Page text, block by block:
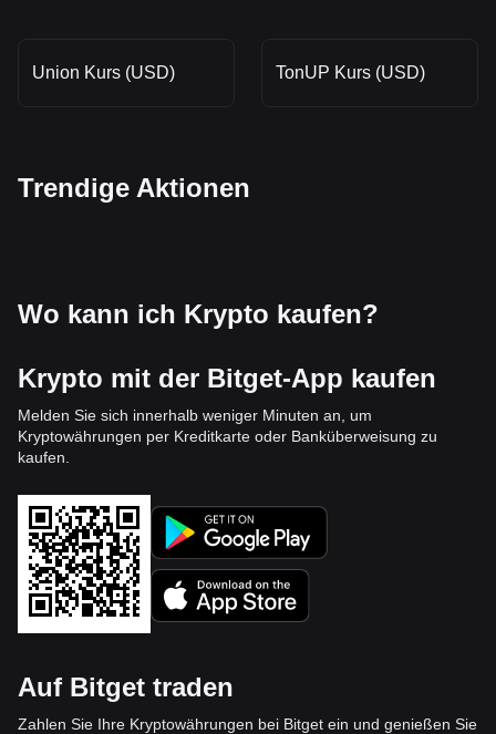
Union Kurs (USD) TonUP Kurs (USD)
Trendige Aktionen
Wo kann ich Krypto kaufen?
Krypto mit der Bitget-App kaufen
Melden Sie sich innerhalb weniger Minuten an, um
Kryptowährungen per Kreditkarte oder Banküberweisung zu
kaufen.
Auf Bitget traden
Zahlen Sie Ihre Kryptowährungen bei Bitget ein und genießen Sie